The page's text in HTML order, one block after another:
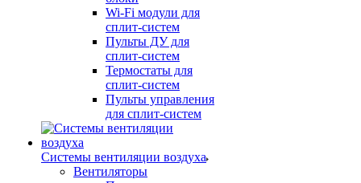
Wi-Fi модули для
сплит-систем
Пульты ДУ для
сплит-систем
Термостаты для
сплит-систем
Пульты управления
для сплит-систем
Системы вентиляции воздуха
Вентиляторы